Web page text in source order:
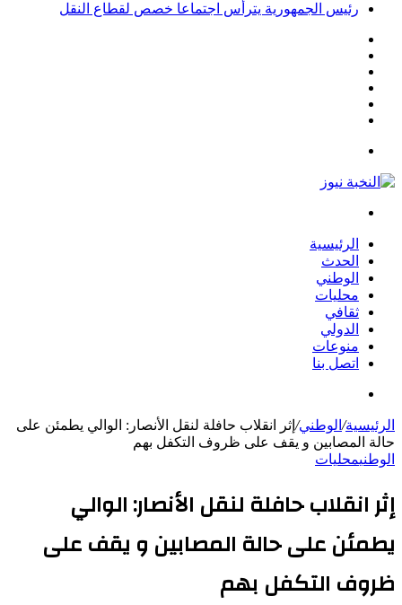
رئيس الجمهورية يترأس اجتماعا خصص لقطاع النقل
الرئيسية
الحدث
الوطني
محليات
ثقافي
الدولي
منوعات
اتصل بنا
الرئيسية/ الوطني/ إثر انقلاب حافلة لنقل الأنصار: الوالي يطمئن على
حالة المصابين و يقف على ظروف التكفل بهم
الوطنيمحليات
إثر انقلاب حافلة لنقل الأنصار: الوالي
يطمئن على حالة المصابين و يقف على
ظروف التكفل بهم